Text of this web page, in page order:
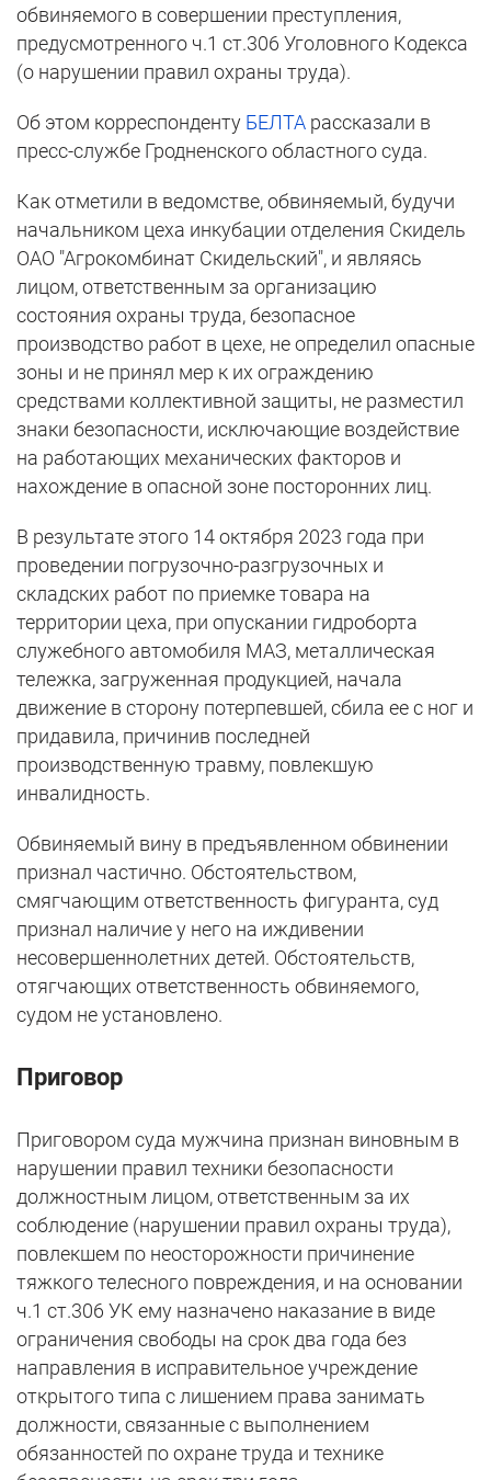
обвиняемого в совершении преступления,
предусмотренного ч.1 ст.306 Уголовного Кодекса
(о нарушении правил охраны труда).
Об этом корреспонденту БЕЛТА рассказали в
пресс-службе Гродненского областного суда.
Как отметили в ведомстве, обвиняемый, будучи
начальником цеха инкубации отделения Скидель
ОАО "Агрокомбинат Скидельский", и являясь
лицом, ответственным за организацию
состояния охраны труда, безопасное
производство работ в цехе, не определил опасные
зоны и не принял мер к их ограждению
средствами коллективной защиты, не разместил
знаки безопасности, исключающие воздействие
на работающих механических факторов и
нахождение в опасной зоне посторонних лиц.
В результате этого 14 октября 2023 года при
проведении погрузочно-разгрузочных и
складских работ по приемке товара на
территории цеха, при опускании гидроборта
служебного автомобиля МАЗ, металлическая
тележка, загруженная продукцией, начала
движение в сторону потерпевшей, сбила ее с ног и
придавила, причинив последней
производственную травму, повлекшую
инвалидность.
Обвиняемый вину в предъявленном обвинении
признал частично. Обстоятельством,
смягчающим ответственность фигуранта, суд
признал наличие у него на иждивении
несовершеннолетних детей. Обстоятельств,
отягчающих ответственность обвиняемого,
судом не установлено.
Приговор
Приговором суда мужчина признан виновным в
нарушении правил техники безопасности
должностным лицом, ответственным за их
соблюдение (нарушении правил охраны труда),
повлекшем по неосторожности причинение
тяжкого телесного повреждения, и на основании
ч.1 ст.306 УК ему назначено наказание в виде
ограничения свободы на срок два года без
направления в исправительное учреждение
открытого типа с лишением права занимать
должности, связанные с выполнением
обязанностей по охране труда и технике